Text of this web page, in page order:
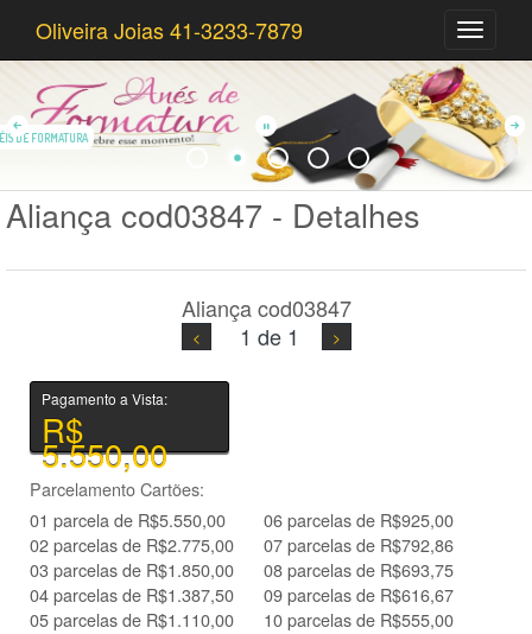
Joias
41-
3233-
7879
Oliveira Joias 41-3233-7879
DE FORMATURA
Aliança cod03847 - Detalhes
Aliança cod03847
1 de 1
Pagamento a Vista:
R$
5.550,00
Parcelamento Cartões:
01 parcela de R$5.550,00
02 parcelas de R$2.775,00
03 parcelas de R$1.850,00
04 parcelas de R$1.387,50
05 parcelas de R$1.110,00
06 parcelas de R$925,00
07 parcelas de R$792,86
08 parcelas de R$693,75
09 parcelas de R$616,67
10 parcelas de R$555,00